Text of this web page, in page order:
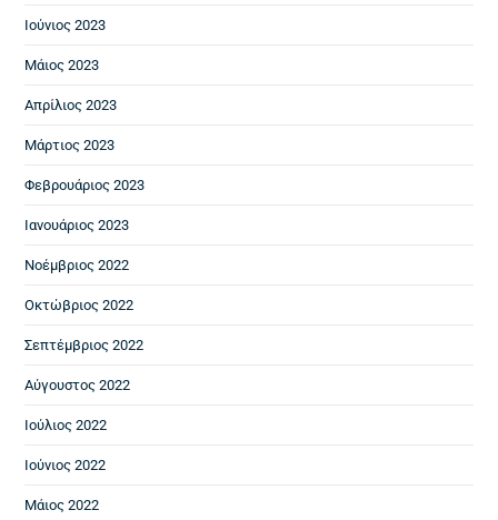
Ιούνιος 2023
Μάιος 2023
Απρίλιος 2023
Μάρτιος 2023
Φεβρουάριος 2023
Ιανουάριος 2023
Νοέμβριος 2022
Οκτώβριος 2022
Σεπτέμβριος 2022
Αύγουστος 2022
Ιούλιος 2022
Ιούνιος 2022
Μάιος 2022